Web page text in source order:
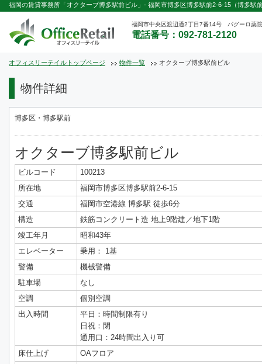
福岡の賃貸事務所「オクターブ博多駅前ビル」- 福岡市博多区博多駅前2-6-15（博多駅
福岡市中央区渡辺通2丁目7番14号 パグーロ薬
電話番号：092-781-2120
オフィスリーテイルトップページ 物件一覧 オクターブ博多駅前ビル
物件詳細
博多区・博多駅前
オクターブ博多駅前ビル
ビルコード
100213
所在地
福岡市博多区博多駅前2-6-15
交通
福岡市空港線 博多駅 徒歩6分
構造
鉄筋コンクリート造 地上9階建／地下1階
竣工年月
昭和43年
エレベーター
乗用： 1基
警備
機械警備
駐車場
なし
空調
個別空調
出入時間
平日：時間制限有り
日祝：閉
通用口：24時間出入り可
床仕上げ
OAフロア